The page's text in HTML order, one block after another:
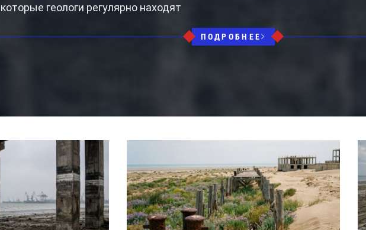
геологи регулярно находят
ПОДРОБНЕЕ